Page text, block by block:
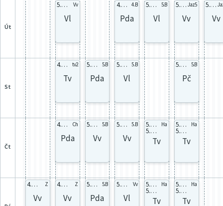
út
5.C celá Vv
Vl
4.B celá 4.B
Pda
5.B celá 5.B
Vl
5.C celá Jaz5
Vv
5.C celá
Vv
st
4.B celá tv2
Tv
5.B celá 5.B
Pda
5.B celá 5.B
Vl
5.B celá 5.B
Pč
čt
4.B celá Ch
Pda
5.B celá 5.B
Vv
5.B celá 5.B
Vv
5.A tvd
5.C tvd
Ha
Tv
5.A tvd
5.C tvd
Ha
Tv
4.B celá Z
Vv
4.B celá Z
Vv
5.B celá 5.B
Pda
5.C celá Vv
Vl
5.B tvd
5.D tvd
Ha
Tv
5.B tvd
5.D tvd
Ha
Tv